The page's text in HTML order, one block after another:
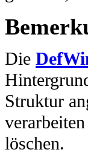
Die
Struktur
löschen.